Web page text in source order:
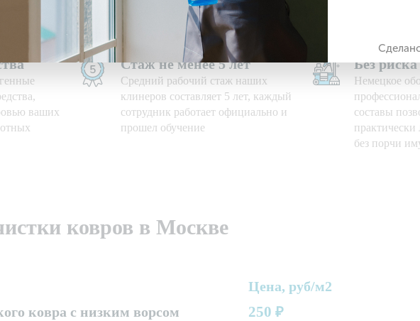
средствами и необходимым
оборудованием
службой
ваших
Стаж не менее 5 лет
Средний рабочий стаж наших
клинеров составляет 5 лет, каждый
сотрудник работает официально и
прошел обучение
Без
Немецкое
составы
практически
без порчи
ковров в Москве
Цена, руб/м2
ковра с низким ворсом
250 ₽